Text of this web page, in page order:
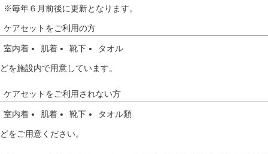
※毎年６月前後に更新となります。
ケアセットをご利用の方
室内着 肌着 靴下 タオル
を施設内で用意しています。
ケアセットをご利用されない方
室内着 肌着 靴下 タオル類
をご用意ください。